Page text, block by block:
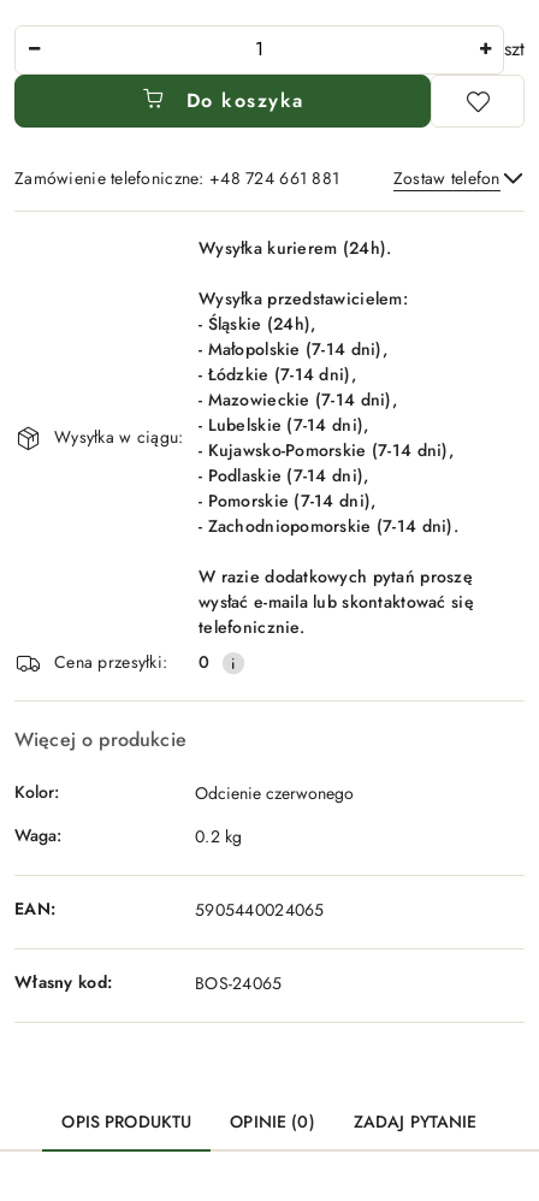
Ilość
szt
Do koszyka
Zamówienie telefoniczne: +48 724 661 881 Zostaw telefon
Wyślij
Dostępność
Wysyłka w ciągu:
Wysyłka kurierem (24h).
Wysyłka przedstawicielem:
- Śląskie (24h),
- Małopolskie (7-14 dni),
- Łódzkie (7-14 dni),
- Mazowieckie (7-14 dni),
- Lubelskie (7-14 dni),
- Kujawsko-Pomorskie (7-14 dni),
- Podlaskie (7-14 dni),
- Pomorskie (7-14 dni),
- Zachodniopomorskie (7-14 dni).
W razie dodatkowych pytań proszę
wysłać e-maila lub skontaktować się
telefonicznie.
Cena przesyłki:
0
Więcej o produkcie
Kolor:
Odcienie czerwonego
Waga:
0.2 kg
EAN: 5905440024065
Własny kod: BOS-24065
OPIS PRODUKTU OPINIE (0) ZADAJ PYTANIE